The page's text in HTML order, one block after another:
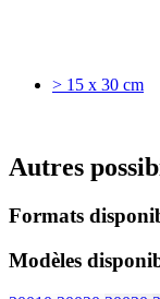
> 15 x 30 cm
Autres
Formats
Modèles